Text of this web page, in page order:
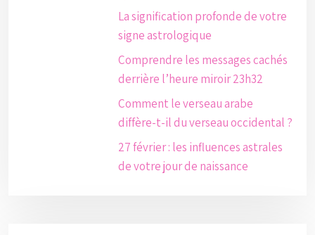
La signification profonde de votre
signe astrologique
Comprendre les messages cachés
derrière l’heure miroir 23h32
Comment le verseau arabe
diffère-t-il du verseau occidental ?
27 février : les influences astrales
de votre jour de naissance